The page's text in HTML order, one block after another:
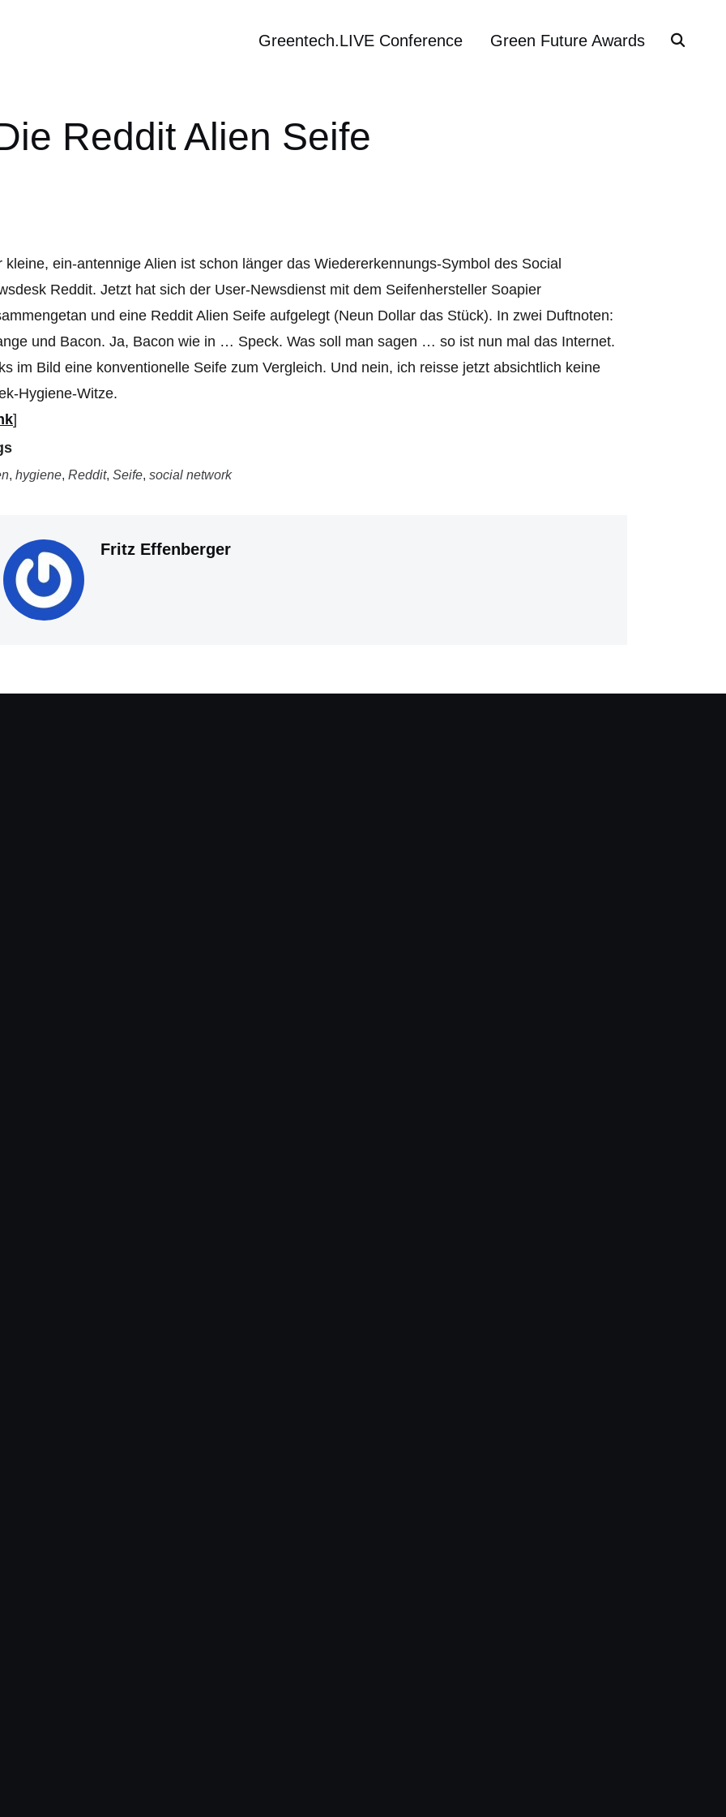
Greentech.LIVE Conference Green Future Awards
Reddit Alien Seife
kleine, ein-antennige Alien ist schon länger das Wiedererkennungs-Symbol des Social
Reddit. Jetzt hat sich der User-Newsdienst mit dem Seifenhersteller Soapier
und eine Reddit Alien Seife aufgelegt (Neun Dollar das Stück). In zwei Duftnoten:
und Bacon. Ja, Bacon wie in … Speck. Was soll man sagen … so ist nun mal das Internet.
im Bild eine konventionelle Seife zum Vergleich. Und nein, ich reisse jetzt absichtlich keine
Hygiene-Witze.
]
, hygiene, Reddit, Seife, social network
Fritz Effenberger